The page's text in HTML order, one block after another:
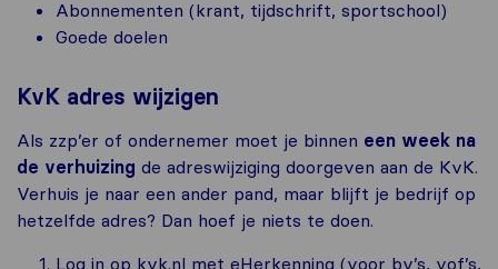
Abonnementen (krant, tijdschrift, sportschool)
Goede doelen
KvK adres wijzigen
Als zzp’er of ondernemer moet je binnen een week na
de verhuizing de adreswijziging doorgeven aan de KvK.
Verhuis je naar een ander pand, maar blijft je bedrijf op
hetzelfde adres? Dan hoef je niets te doen.
Log in op kvk.nl met eHerkenning (voor bv’s, vof’s,